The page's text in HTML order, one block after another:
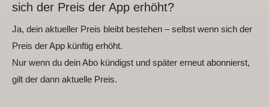
sich der Preis der App erhöht?
Ja, dein aktueller Preis bleibt bestehen – selbst wenn sich der
Preis der App künftig erhöht.
Nur wenn du dein Abo kündigst und später erneut abonnierst,
gilt der dann aktuelle Preis.